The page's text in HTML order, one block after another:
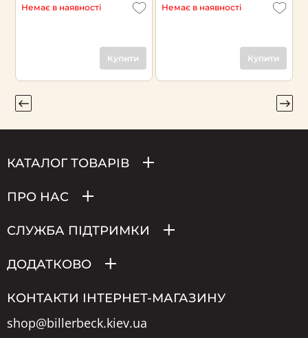
Немає в наявності
Купити
Немає в наявності
Купити
КАТАЛОГ ТОВАРІВ
ПРО НАС
СЛУЖБА ПІДТРИМКИ
ДОДАТКОВО
КОНТАКТИ ІНТЕРНЕТ-МАГАЗИНУ
shop@billerbeck.kiev.ua